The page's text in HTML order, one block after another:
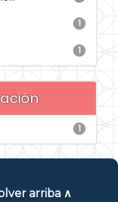
1
1
1
arriba ∧